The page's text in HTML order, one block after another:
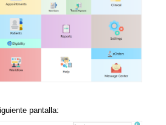
pantalla: